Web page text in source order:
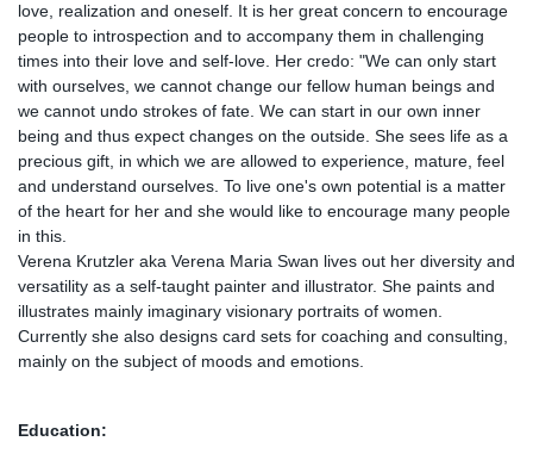
love, realization and oneself. It is her great concern to encourage
people to introspection and to accompany them in challenging
times into their love and self-love. Her credo: "We can only start
with ourselves, we cannot change our fellow human beings and
we cannot undo strokes of fate. We can start in our own inner
being and thus expect changes on the outside. She sees life as a
precious gift, in which we are allowed to experience, mature, feel
and understand ourselves. To live one's own potential is a matter
of the heart for her and she would like to encourage many people
in this.
Verena Krutzler aka Verena Maria Swan lives out her diversity and
versatility as a self-taught painter and illustrator. She paints and
illustrates mainly imaginary visionary portraits of women.
Currently she also designs card sets for coaching and consulting,
mainly on the subject of moods and emotions.
Education: